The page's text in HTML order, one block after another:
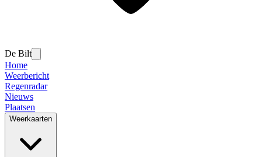
De Bilt
Home
Weerbericht
Regenradar
Nieuws
Plaatsen
Weerkaarten